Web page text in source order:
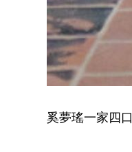
奚夢瑤一家四